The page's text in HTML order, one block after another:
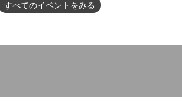
すべてのイベントをみる